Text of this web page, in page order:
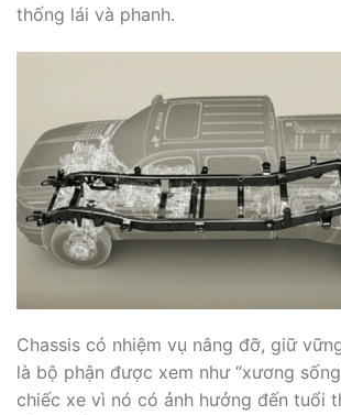
thống lái và phanh.
Chassis có nhiệm vụ nâng đỡ, giữ
là bộ phận được xem như “xương
chiếc xe vì nó có ảnh hưởng đến tuổi